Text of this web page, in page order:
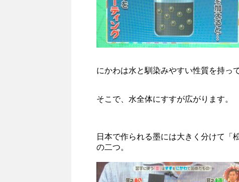
にかわは水と馴染みやすい性質を持っ
そこで、水全体にすすが広がります。
日本で作られる墨には大きく分けて「
の二つ。